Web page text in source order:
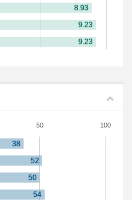
50 100